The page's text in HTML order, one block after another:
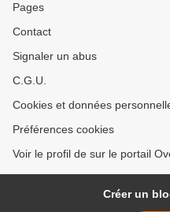
Pages
Contact
Signaler un abus
C.G.U.
Cookies et données
Préférences cookies
Voir le profil de sur le portail
Créer un